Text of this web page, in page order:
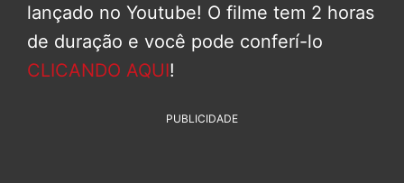
lançado no Youtube! O filme tem 2 horas
de duração e você pode conferí-lo
CLICANDO AQUI!
PUBLICIDADE